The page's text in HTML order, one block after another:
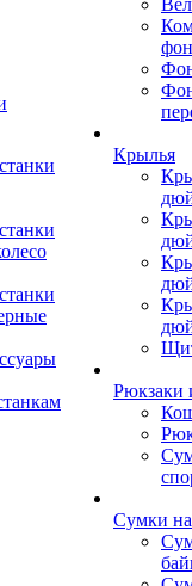
Крылья
Рюкзаки
Сумки